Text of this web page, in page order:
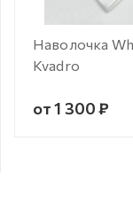
Наволочка
Kvadro
от 1 300 ₽